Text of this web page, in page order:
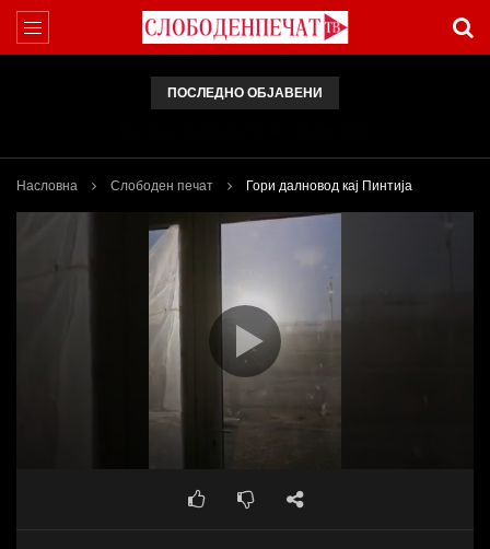
ПОСЛЕДНО ОБЈАВЕНИ
Насловна Слободен печат Гори далновод кај Пинтија